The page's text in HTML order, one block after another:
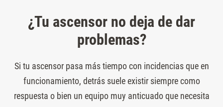
¿Tu ascensor no deja de dar
problemas?
Si tu ascensor pasa más tiempo con incidencias que en
funcionamiento, detrás suele existir siempre como
respuesta o bien un equipo muy anticuado que necesita